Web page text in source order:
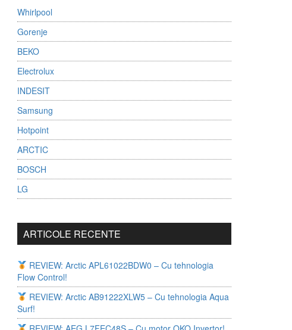
Whirlpool
Gorenje
BEKO
Electrolux
INDESIT
Samsung
Hotpoint
ARCTIC
BOSCH
LG
ARTICOLE RECENTE
REVIEW: Arctic APL61022BDW0 – Cu tehnologia
Flow Control!
REVIEW: Arctic AB91222XLW5 – Cu tehnologia Aqua
Surf!